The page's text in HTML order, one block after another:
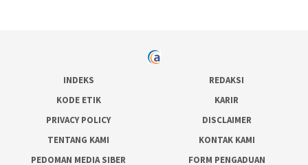
INDEKS
REDAKSI
KODE ETIK
KARIR
PRIVACY POLICY
DISCLAIMER
TENTANG KAMI
KONTAK KAMI
PEDOMAN MEDIA SIBER
FORM PENGADUAN